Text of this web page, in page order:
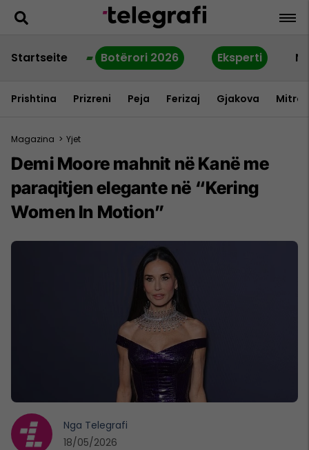
Startseite Botërori 2026 Eksperti
Prishtina Prizreni Peja Ferizaj Gjakova
Magazina > Yjet
Demi Moore mahnit në Kanë me
paraqitjen elegante në “Kering
Women In Motion”
Nga Telegrafi
18/05/2026